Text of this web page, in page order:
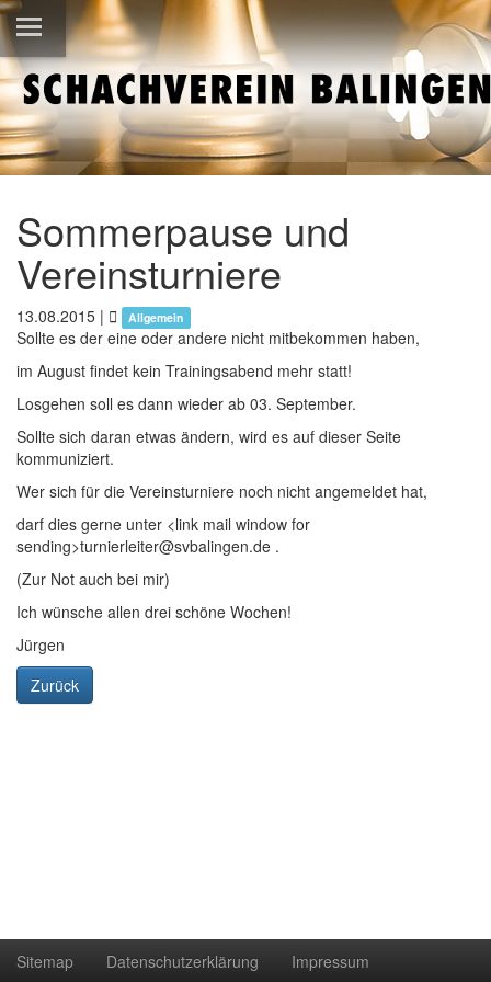
Sommerpause und
Vereinsturniere
13.08.2015 | Allgemein
Sollte es der eine oder andere nicht mitbekommen haben,
im August findet kein Trainingsabend mehr statt!
Losgehen soll es dann wieder ab 03. September.
Sollte sich daran etwas ändern, wird es auf dieser Seite
kommuniziert.
Wer sich für die Vereinsturniere noch nicht angemeldet hat,
darf dies gerne unter <link mail window for
sending>turnierleiter@svbalingen.de .
(Zur Not auch bei mir)
Ich wünsche allen drei schöne Wochen!
Jürgen
Zurück
Sitemap Datenschutzerklärung Impressum